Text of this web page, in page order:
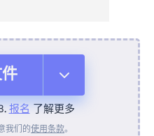
报名了解更多
我们的使用条款。